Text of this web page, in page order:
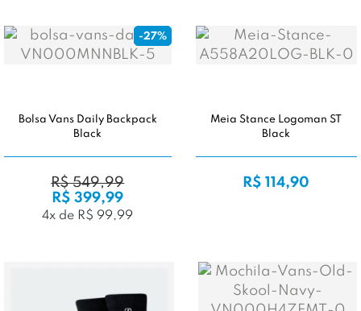
-27%
Bolsa Vans Daily Backpack
Black
R$ 549,99
R$ 399,99
4x de R$ 99,99
Meia Stance Logoman ST
Black
R$ 114,90